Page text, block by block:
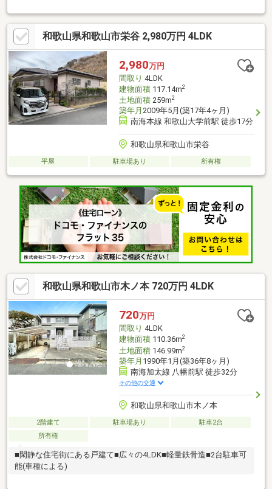
坪！●2020年12月築の「4LDK」。●LDKは、隣接する和室と一体
利用が可能です。●キッチンは、カウンター付きの対面式。●和
室・各洋室・ホールに、WICを含む収納スペース有。●テラスは南
向きです。●カースペースが2台分設けられています。●第一種低
層住居専用地域内です。●周辺環境・和歌山市立藤戸台小学校：
徒歩7分(約550m)・イオンスタイル和歌山：徒歩9分(約700m)
和歌山県和歌山市栄谷 2,980万円 4LDK
2,980万円
間取り 4LDK
建物面積117.14m2
土地面積259m2
築年月 2009年5月(築17年4ヶ月)
南海本線 和歌山大学前駅 徒歩17分
和歌山県和歌山市栄谷
平屋 駐車場あり 所有権
和歌山県和歌山市木ノ本 720万円 4LDK
720万円
間取り 4LDK
建物面積110.36m2
土地面積146.99m2
築年月 1990年1月(築36年8ヶ月)
南海加太線 八幡前駅 徒歩32分
その他の交通
和歌山県和歌山市木ノ本
2階建て 駐車場あり
駐車2台
所有権
■閑静な住宅街にある戸建て■広々の4LDK■軽量鉄骨造■2台駐車可
能(車種による)